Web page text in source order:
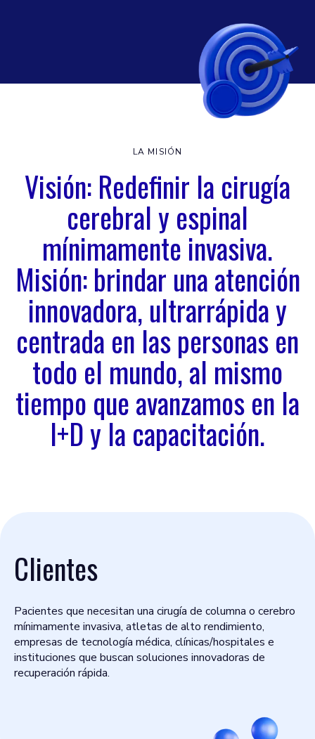
LA MISIÓN
Visión: Redefinir la cirugía
cerebral y espinal
mínimamente invasiva.
Misión: brindar una atención
innovadora, ultrarrápida y
centrada en las personas en
todo el mundo, al mismo
tiempo que avanzamos en la
I+D y la capacitación.
Clientes
Pacientes que necesitan una cirugía de columna o cerebro
mínimamente invasiva, atletas de alto rendimiento,
empresas de tecnología médica, clínicas/hospitales e
instituciones que buscan soluciones innovadoras de
recuperación rápida.